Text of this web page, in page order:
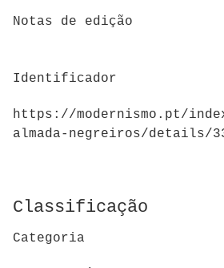
Notas de edição
Identificador
https://modernismo.pt/
almada-negreiros/details/
Classificação
Categoria